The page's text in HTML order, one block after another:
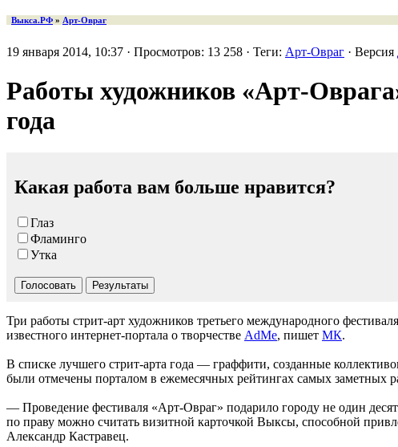
Выкса.РФ » Арт-Овраг
19 января 2014, 10:37 · Просмотров: 13 258 · Теги: Арт-Овраг · Версия
Работы художников «Арт-
года
Какая работа вам больше нравится?
Глаз
Фламинго
Утка
Голосовать Результаты
Три работы стрит-арт художников третьего международного
известного интернет-портала о творчестве AdMe, пишет МК.
В списке лучшего стрит-арта года — граффити, созданные
были отмечены порталом в ежемесячных рейтингах самых
— Проведение фестиваля «Арт-Овраг» подарило городу не один
по праву можно считать визитной карточкой Выксы, способной
Александр Кастравец.